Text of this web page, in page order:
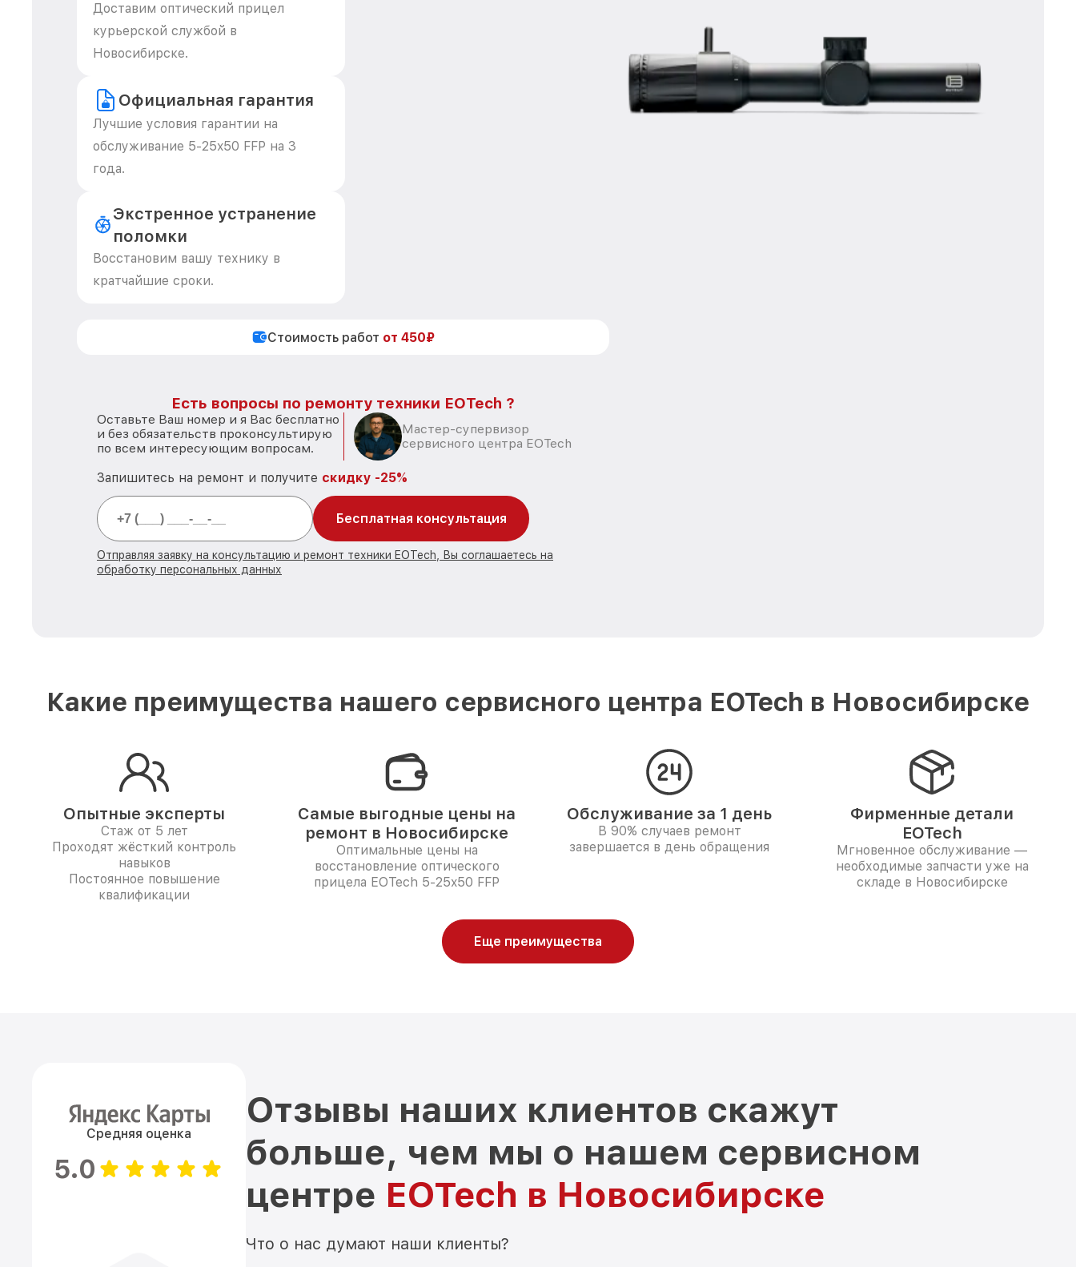
Доставим оптический прицел
курьерской службой в
Новосибирске.
Официальная гарантия
Лучшие условия гарантии на
обслуживание 5-25x50 FFP на 3
года.
Экстренное устранение
поломки
Восстановим вашу технику в
кратчайшие сроки.
Стоимость работ от 450₽
Есть вопросы по ремонту техники EOTech ?
Оставьте Ваш номер и я Вас бесплатно
и без обязательств проконсультирую
по всем интересующим вопросам.
Мастер-супервизор
сервисного центра EOTech
Запишитесь на ремонт и получите скидку -25%
Бесплатная консультация
Отправляя заявку на консультацию и ремонт техники EOTech, Вы соглашаетесь на
обработку персональных данных
Какие преимущества нашего сервисного центра EOTech в Новосибирске
Опытные эксперты
Стаж от 5 лет
Проходят жёсткий контроль
навыков
Постоянное повышение
квалификации
Самые выгодные цены на
ремонт в Новосибирске
Оптимальные цены на
восстановление оптического
прицела EOTech 5-25x50 FFP
Обслуживание за 1 день
В 90% случаев ремонт
завершается в день обращения
Фирменные детали
EOTech
Мгновенное обслуживание —
необходимые запчасти уже на
складе в Новосибирске
Еще преимущества
Средняя оценка
5.0
Отзывы наших клиентов скажут
больше, чем мы о нашем сервисном
центре EOTech в Новосибирске
Что о нас думают наши клиенты?